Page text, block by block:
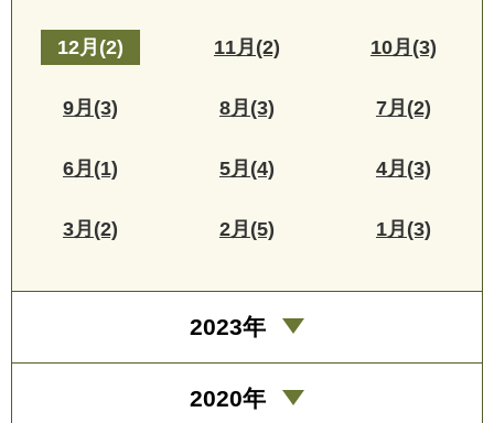
12月(2) 11月(2) 10月(3)
9月(3) 8月(3) 7月(2)
6月(1) 5月(4) 4月(3)
3月(2) 2月(5) 1月(3)
2023年
2020年